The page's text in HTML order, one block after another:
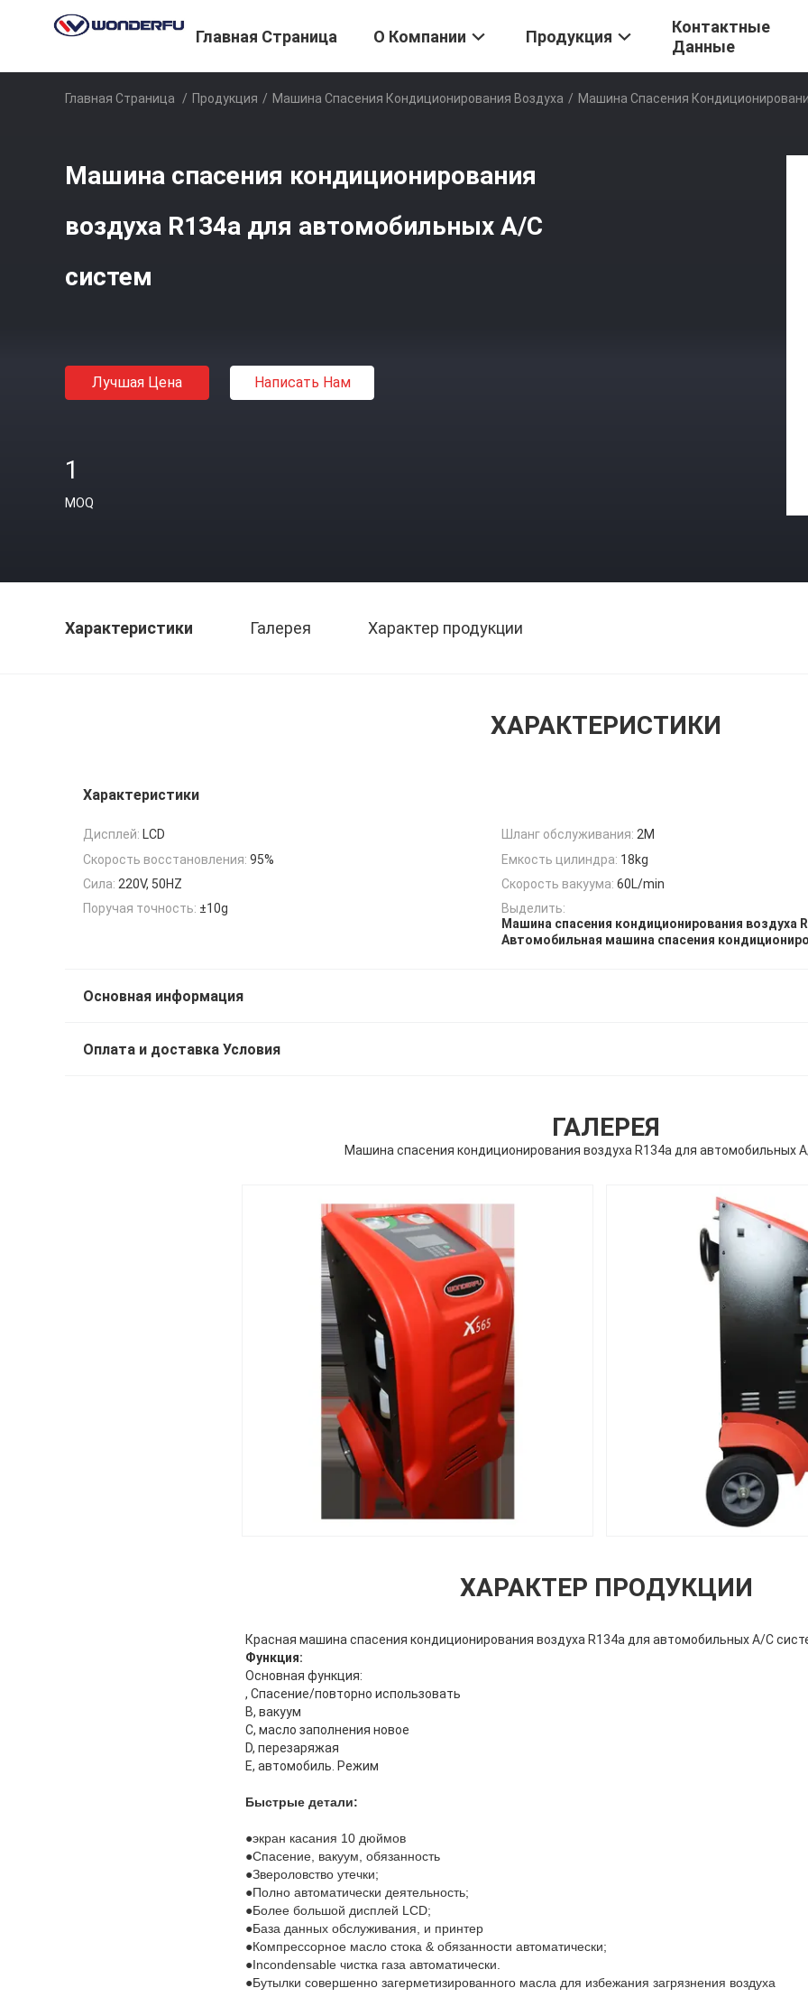
Главная Страница О Компании Продукция
Контактные
Данные
Главная Страница / Продукция / Машина Спасения Кондиционирования Воздуха / Машина Спасения
Машина спасения кондиционирования
воздуха R134a для автомобильных A/C
систем
Лучшая Цена Написать Нам
1
MOQ
Характеристики Галерея Характер продукции
ХАРАКТЕРИСТИКИ
Характеристики
Дисплей: LCD Шланг обслуживания: 2M
Скорость восстановления: 95% Емкость цилиндра: 18kg
Сила: 220V, 50HZ Скорость вакуума: 60L/min
Поручая точность: ±10g
Выделить:
Машина спасения кондиционирования воздуха
Автомобильная машина спасения
Основная информация
Оплата и доставка Условия
ГАЛЕРЕЯ
Машина спасения кондиционирования воздуха R134a для автомобильных
ХАРАКТЕР ПРОДУКЦИИ
Красная машина спасения кондиционирования воздуха R134a для автомобильных A/C
Функция:
Основная функция:
, Спасение/повторно использовать
B, вакуум
C, масло заполнения новое
D, перезаряжая
E, автомобиль. Режим
Быстрые детали:
●экран касания 10 дюймов
●Спасение, вакуум, обязанность
●Звероловство утечки;
●Полно автоматически деятельность;
●Более большой дисплей LCD;
●База данных обслуживания, и принтер
●Компрессорное масло стока & обязанности автоматически;
●Incondensable чистка газа автоматически.
●Бутылки совершенно загерметизированного масла для избежания загрязнения воздуха